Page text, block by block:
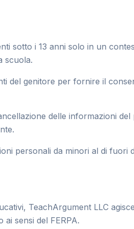
sotto i 13 anni solo in un
scuola.
del genitore per fornire il
delle informazioni
personali da minori al di fuori
TeachArgument LLC
sensi del FERPA.